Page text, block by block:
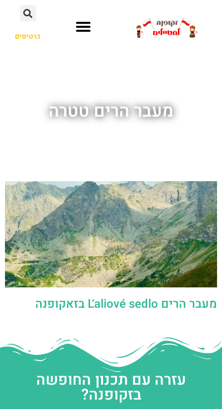
כרטיסים
מעבר הרים טטרה
מעבר הרים Ľaliové sedlo בזאקופנה
עזרה עם תכנון החופשה
בזקופנה?